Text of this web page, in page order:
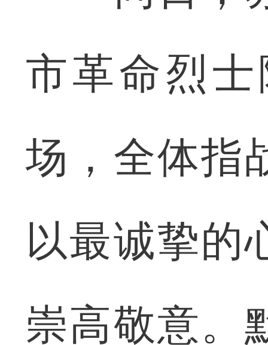
市革命烈
场，全体指
以最诚挚的
崇高敬意。